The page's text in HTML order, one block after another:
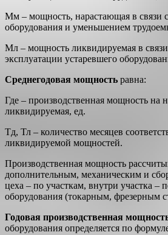
Мм – мощность, нарастающая в связи
оборудования и уменьшением
Мл – мощность ликвидируемая в
эксплуатации устаревшего
Среднегодовая мощность равна:
Где – производственная мощность на
ликвидируемая, ед.
Тд, Тл – количество месяцев
ликвидируемой мощностей.
Производственная мощность
дополнительным, механическим и
цеха – по участкам, внутри участка –
оборудования (токарным, фрезерным
Годовая производственная
оборудования определяется по